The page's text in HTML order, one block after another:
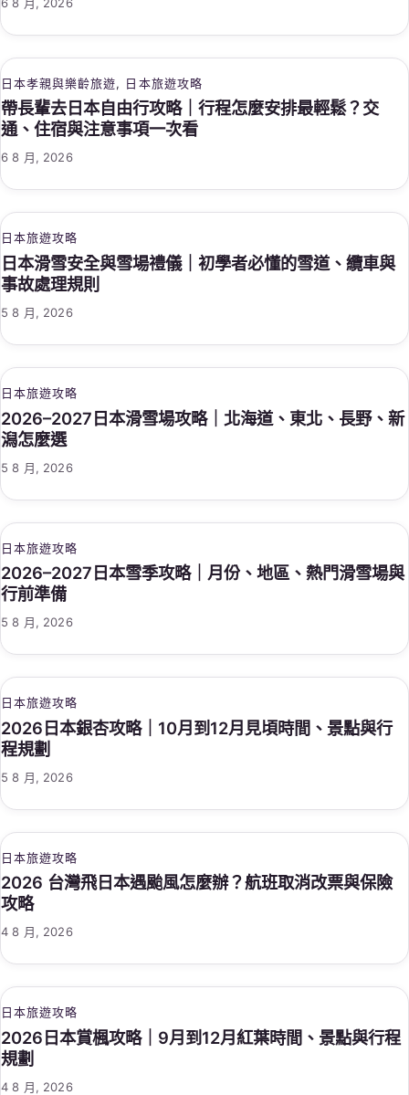
日本孝親與樂齡旅遊, 日本旅遊攻略
帶長輩去日本自由行攻略｜行程怎麼安排最輕鬆？交
通、住宿與注意事項一次看
6 8 月, 2026
日本旅遊攻略
日本滑雪安全與雪場禮儀｜初學者必懂的雪道、纜車與
事故處理規則
5 8 月, 2026
日本旅遊攻略
2026–2027日本滑雪場攻略｜北海道、東北、長野、新
潟怎麼選
5 8 月, 2026
日本旅遊攻略
2026–2027日本雪季攻略｜月份、地區、熱門滑雪場與
行前準備
5 8 月, 2026
日本旅遊攻略
2026日本銀杏攻略｜10月到12月見頃時間、景點與行
程規劃
5 8 月, 2026
日本旅遊攻略
2026 台灣飛日本遇颱風怎麼辦？航班取消改票與保險
攻略
4 8 月, 2026
日本旅遊攻略
2026日本賞楓攻略｜9月到12月紅葉時間、景點與行程
規劃
4 8 月, 2026